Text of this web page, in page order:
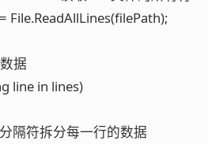
= File.ReadAllLines(filePath);
数据
line in lines)
号分隔符拆分每一行的数据